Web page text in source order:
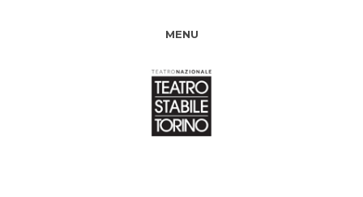
MENU